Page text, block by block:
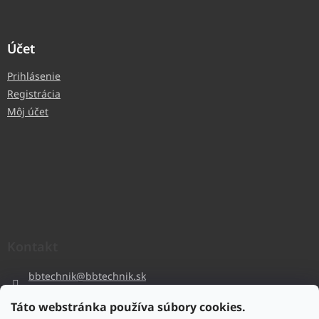
Táto webstránka používa súbory cookies.
Účet
Prihlásenie
Registrácia
Môj účet
bbtechnik@bbtechnik.sk